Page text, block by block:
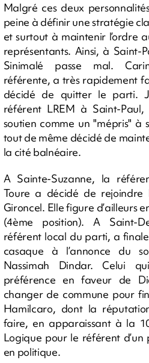
Malgré ces deux
peine à définir une stratégie
et surtout à maintenir l’ordre
représentants. Ainsi, à Saint-
Sinimalé passe mal.
référente, a très rapidement
décidé de quitter le parti.
référent LREM à Saint-
soutien comme un "mépris"
tout de même décidé de
la cité balnéaire.
A Sainte-Suzanne, la
Toure a décidé de rejoindre
Gironcel. Elle figure d’ailleurs
(4ème position). A Saint-
référent local du parti, a
casaque à l’annonce du
Nassimah Dindar. Celui
préférence en faveur de
changer de commune pour
Hamilcaro, dont la
faire, en apparaissant à la
Logique pour le référent d’un
en politique.